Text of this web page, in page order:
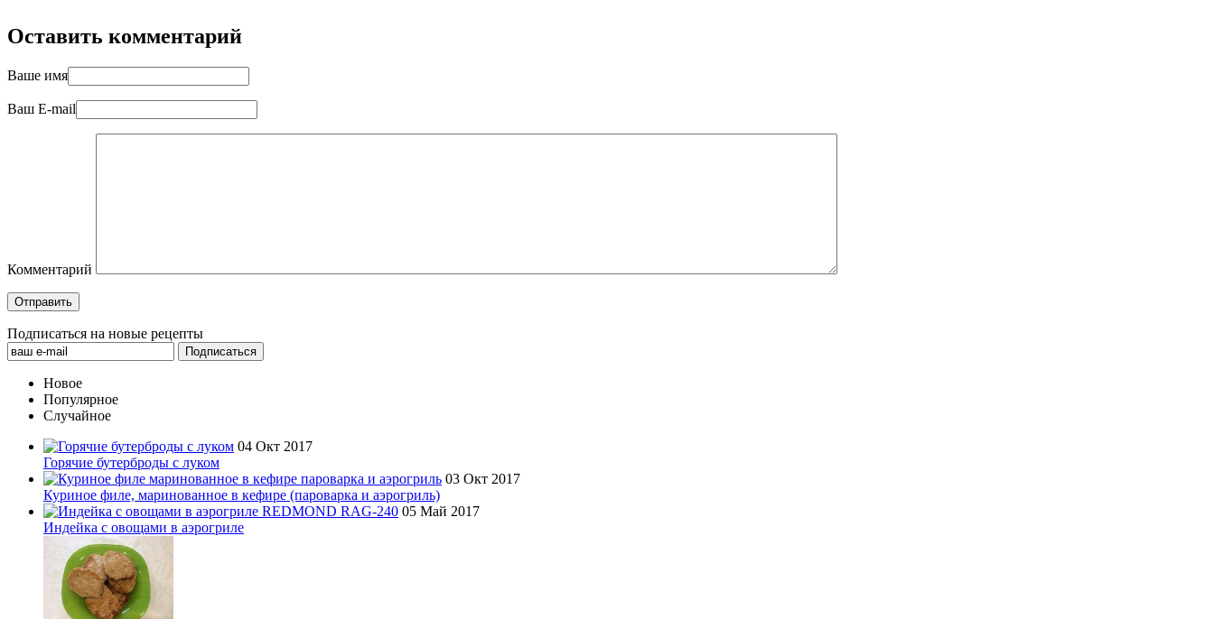
Оставить комментарий
Ваше имя
Ваш E-mail
Комментарий
Подписаться на новые рецепты
Новое
Популярное
Случайное
04 Окт 2017
Горячие бутерброды с луком
03 Окт 2017
Куриное филе, маринованное в кефире (пароварка и аэрогриль)
05 Май 2017
Индейка с овощами в аэрогриле